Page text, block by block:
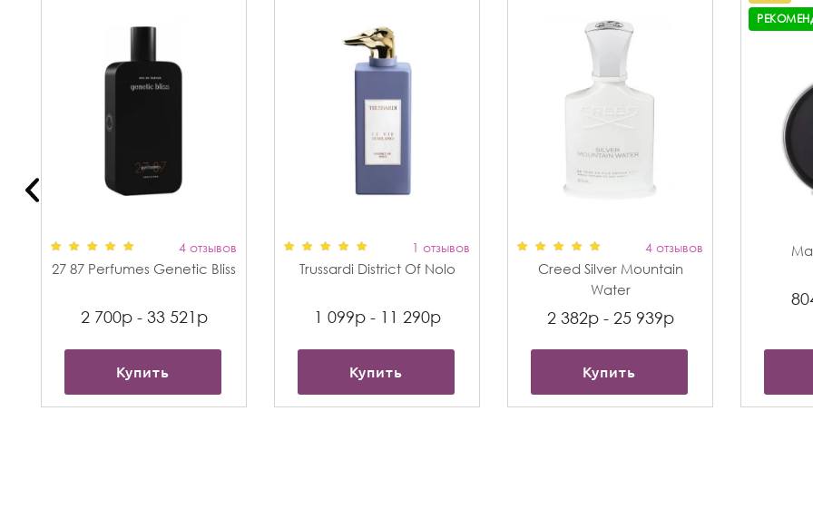
4 отзывов
27 87 Perfumes Genetic Bliss
2 700р - 33 521р
Купить
1 отзывов
Trussardi District Of Nolo
1 099р - 11 290р
Купить
4 отзывов
Creed Silver Mountain
Water
2 382р - 25 939р
Купить